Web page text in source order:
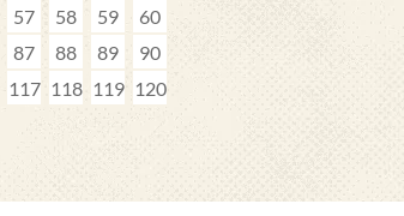
57 58 59
60
87 88 89
90
117 118 119 120